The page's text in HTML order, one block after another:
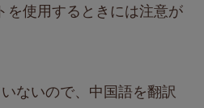
を使用するときには注意が
ないので、中国語を翻訳